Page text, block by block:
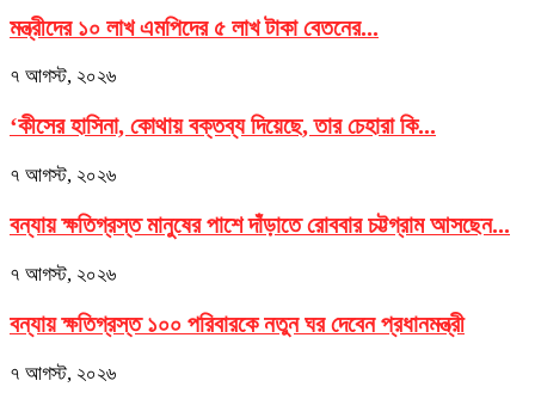
মন্ত্রীদের ১০ লাখ এমপিদের ৫ লাখ টাকা বেতনের...
৭ আগস্ট, ২০২৬
‘কীসের হাসিনা, কোথায় বক্তব্য দিয়েছে, তার চেহারা কি...
৭ আগস্ট, ২০২৬
বন্যায় ক্ষতিগ্রস্ত মানুষের পাশে দাঁড়াতে রোববার চট্টগ্রাম আসছেন...
৭ আগস্ট, ২০২৬
বন্যায় ক্ষতিগ্রস্ত ১০০ পরিবারকে নতুন ঘর দেবেন প্রধানমন্ত্রী
৭ আগস্ট, ২০২৬